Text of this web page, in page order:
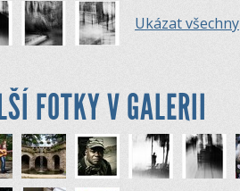
Ukázat všechny
FOTKY V GALERII